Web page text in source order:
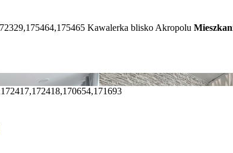
Kawalerka blisko Akropolu